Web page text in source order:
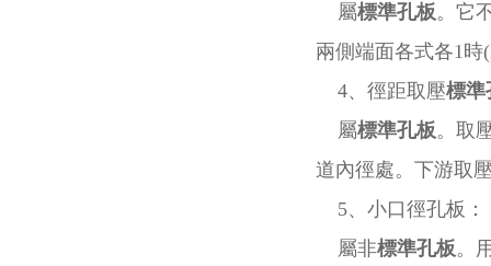
屬標準孔板。它
兩側端面各式各1時
4、徑距取壓標準
屬標準孔板。取
道內徑處。下游取
5、小口徑孔板：
屬非標準孔板。